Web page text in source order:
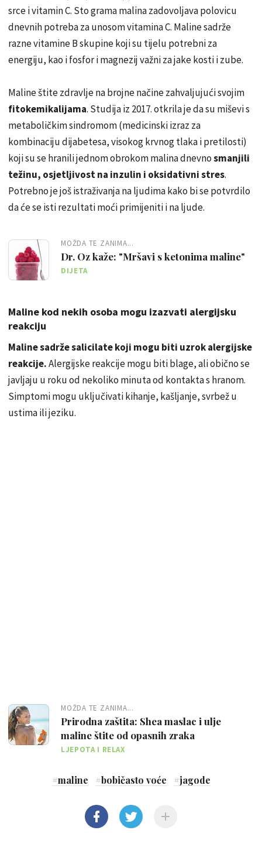
srce i vitamin C. Sto grama malina zadovoljava polovicu
dnevnih potreba za unosom vitamina C. Maline sadrže
razne vitamine B skupine koji su tijelu potrebni za
energiju, kao i fosfor i magnezij važni za jake kosti i zube.
Maline štite zdravlje na brojne načine zahvaljujući svojim
fitokemikalijama. Studija iz 2017. otkrila je da su miševi s
metaboličkim sindromom (medicinski izraz za
kombinaciju dijabetesa, visokog krvnog tlaka i pretilosti)
koji su se hranili jednom obrokom malina dnevnosmanjili
težinu, osjetljivost na inzulin i oksidativni stres.
Potrebno je još istraživanja na ljudima kako bi se potvrdilo
da će se isti rezultati moći primijeniti i na ljude.
MOŽDA TE ZANIMA...
Dr. Oz kaže: "Mršavi s ketonima maline"
DIJETA
Maline kod nekih osoba mogu izazvati alergijsku
reakciju
Maline sadrže salicilate koji mogu biti uzrok alergijske
reakcije.Alergijske reakcije mogu biti blage, ali obično se
javljaju u roku od nekoliko minuta od kontakta s hranom.
Simptomi mogu uključivati ​​kihanje, kašljanje, svrbež u
ustima ili jeziku.
MOŽDA TE ZANIMA...
Prirodna zaštita: Shea maslac i ulje
maline štite od opasnih zraka
LJEPOTA I RELAX
#maline #bobičasto voće #jagode